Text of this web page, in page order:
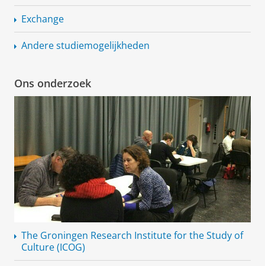
Exchange
Anderestudiemogelijkheden
Ons onderzoek
The Groningen Research Institute for the Study of
Culture (ICOG)